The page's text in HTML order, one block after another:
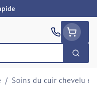
/ Soins du cuir chevelu et